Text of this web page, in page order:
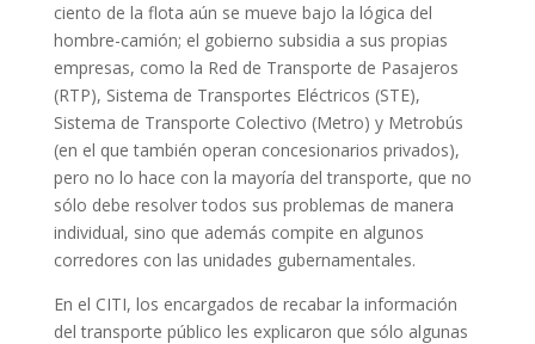
ciento de la flota aún se mueve bajo la lógica del
hombre-camión; el gobierno subsidia a sus propias
empresas, como la Red de Transporte de Pasajeros
(RTP), Sistema de Transportes Eléctricos (STE),
Sistema de Transporte Colectivo (Metro) y Metrobús
(en el que también operan concesionarios privados),
pero no lo hace con la mayoría del transporte, que no
sólo debe resolver todos sus problemas de manera
individual, sino que además compite en algunos
corredores con las unidades gubernamentales.
En el CITI, los encargados de recabar la información
del transporte público les explicaron que sólo algunas